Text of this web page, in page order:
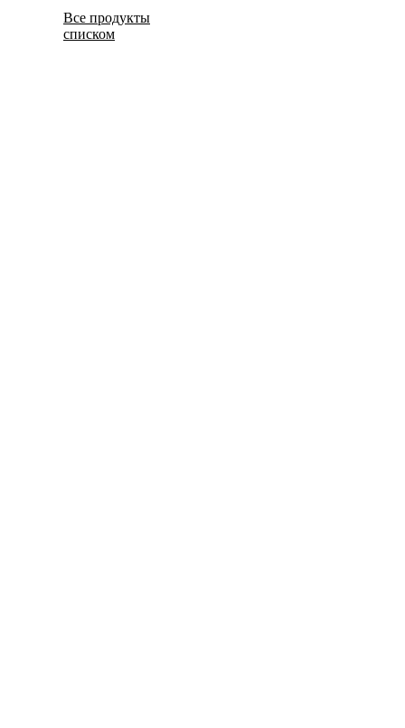
Все продукты
списком